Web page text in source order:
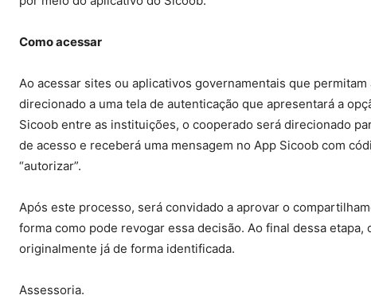
Como acessar
Ao acessar sites ou aplicativos governamentais que
direcionado a uma tela de autenticação que apresentará a
Sicoob entre as instituições, o cooperado será direcionado
de acesso e receberá uma mensagem no App Sicoob com
“autorizar”.
Após este processo, será convidado a aprovar o
forma como pode revogar essa decisão. Ao final dessa
originalmente já de forma identificada.
Assessoria.